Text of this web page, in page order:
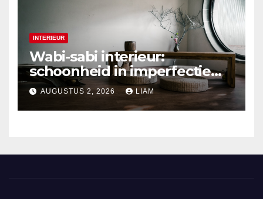
INTERIEUR
Wabi-sabi interieur:
schoonheid in imperfectie
ontdekken
AUGUSTUS 2, 2026 LIAM